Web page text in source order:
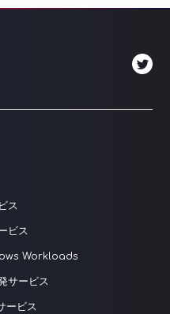
ス
ビス
Workloads
サービス
ービス